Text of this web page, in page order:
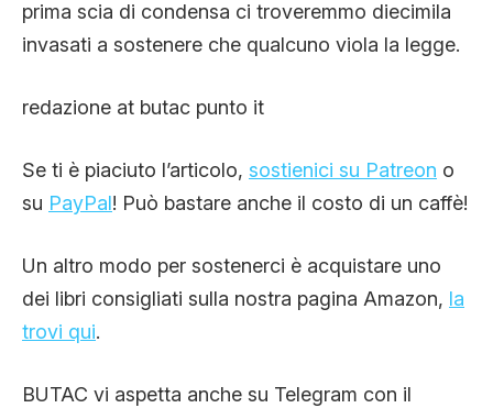
prima scia di condensa ci troveremmo diecimila
invasati a sostenere che qualcuno viola la legge.
redazione at butac punto it
Se ti è piaciuto l’articolo, sostienici su Patreon o
su PayPal! Può bastare anche il costo di un caffè!
Un altro modo per sostenerci è acquistare uno
dei libri consigliati sulla nostra pagina Amazon, la
trovi qui.
BUTAC vi aspetta anche su Telegram con il